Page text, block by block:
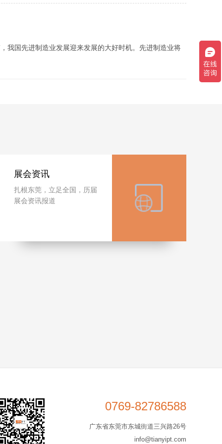
我国先进制造业发展迎来发展的大好时机。先进制造业将
展会资讯
扎根东莞，立足全国，历届
展会资讯报道
0769-82786588
广东省东莞市东城街道三兴路26号
info@tianyipt.com